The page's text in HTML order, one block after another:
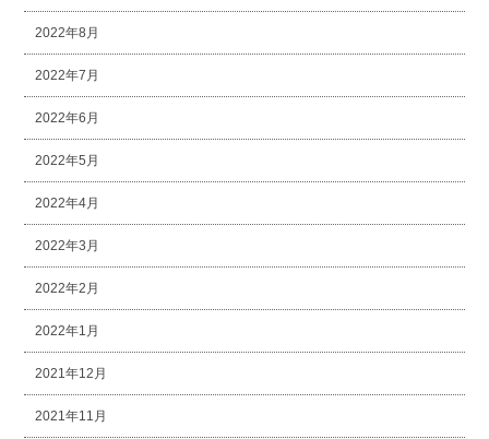
2022年8月
2022年7月
2022年6月
2022年5月
2022年4月
2022年3月
2022年2月
2022年1月
2021年12月
2021年11月